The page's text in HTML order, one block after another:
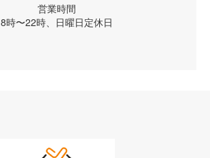
営業時間
8時〜22時、日曜日定休日